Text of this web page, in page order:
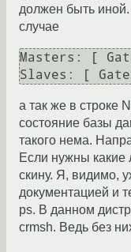
должен быть
случае
Masters: [
а так же в строке
состояние базы
такого нема.
Если нужны какие
скину. Я, видимо,
документацией и
ps. В данном
crmsh. Ведь без